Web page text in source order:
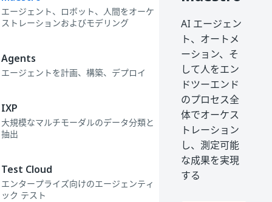
エージェント、ロボット、人間をオーケ
ストレーションおよびモデリング
Agents
エージェントを計画、構築、デプロイ
IXP
大規模なマルチモーダルのデータ分類と
抽出
Test Cloud
エンタープライズ向けのエージェンティ
ック テスト
AI エージェン
ト、オートメ
ーション、そ
して人をエン
ドツーエンド
のプロセス全
体でオーケス
トレーション
し、測定可能
な成果を実現
する